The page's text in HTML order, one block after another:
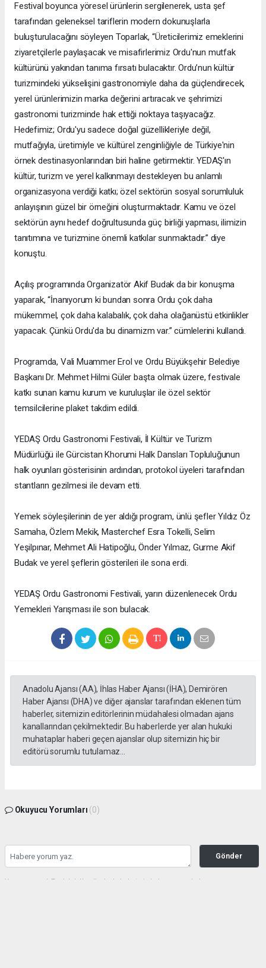
Festival boyunca yöresel ürünlerin sergilenerek, usta şef
tarafından geleneksel tariflerin modern dokunuşlarla
buluşturulacağını söyleyen Toparlak, “Üreticilerimiz emeklerini
ziyaretçilerle paylaşacak ve misafirlerimiz Ordu'nun mutfak
kültürünü yakından tanıma fırsatı bulacaktır. Ordu’nun kültür
turizmindeki yükselişini gastronomiyle daha da güçlendirecek,
yerel ürünlerimizin marka değerini artıracak ve şehrimizi
gastronomi turizminde hak ettiği noktaya taşıyacağız.
Hedefimiz; Ordu'yu sadece doğal güzellikleriyle değil,
mutfağıyla, üretimiyle ve kültürel zenginliğiyle de Türkiye'nin
örnek destinasyonlarından biri haline getirmektir. YEDAŞ'ın
kültür, turizm ve yerel kalkınmayı destekleyen bu anlamlı
organizasyona verdiği katkı; özel sektörün sosyal sorumluluk
anlayışının güzel bir örneğini oluşturmaktadır. Kamu ve özel
sektörün aynı hedef doğrultusunda güç birliği yapması, ilimizin
tanıtımına ve turizmine önemli katkılar sunmaktadır.” diye
konuştu.
Açılış programında Organizatör Akif Budak da bir konuşma
yaparak, “İnanıyorum ki bundan sonra Ordu çok daha
mükemmel, çok daha kalabalık, çok daha olağanüstü etkinlikler
yapacak. Çünkü Ordu'da bu dinamizm var.” cümlelerini kullandı.
Programda, Vali Muammer Erol ve Ordu Büyükşehir Belediye
Başkanı Dr. Mehmet Hilmi Güler başta olmak üzere, festivale
katkı sunan kamu kurum ve kuruluşlar ile özel sektör
temsilcilerine plaket takdim edildi.
YEDAŞ Ordu Gastronomi Festivali, İl Kültür ve Turizm
Müdürlüğü ile Gürcistan Khorumi Halk Dansları Topluluğunun
halk oyunları gösterisinin ardından, protokol üyeleri tarafından
stantların gezilmesi ile devam etti.
Yemek söyleşilerinin de yer aldığı program, ünlü şefler Yıldız Öz
Samaha, Özlem Mekik, Masterchef Esra Tokelli, Selim
Yeşilpınar, Mehmet Ali Hatipoğlu, Önder Yılmaz, Gurme Akif
Budak ve yerel şeflerin gösterileri ile sona erdi.
YEDAŞ Ordu Gastronomi Festivali, yarın düzenlenecek Ordu
Yemekleri Yarışması ile son bulacak.
Anadolu Ajansı (AA), İhlas Haber Ajansı (İHA), Demirören
Haber Ajansı (DHA) ve diğer ajanslar tarafından eklenen tüm
haberler, sitemizin editörlerinin müdahalesi olmadan ajans
kanallarından çekilmektedir. Bu haberlerde yer alan hukuki
muhataplar haberi geçen ajanslar olup sitemizin hiç bir
editörü sorumlu tutulamaz...
Okuyucu Yorumları (0)
Gönder
Yorum yazarak Topluluk Kuralları’nı kabul etmiş bulunuyor ve haberunye.com